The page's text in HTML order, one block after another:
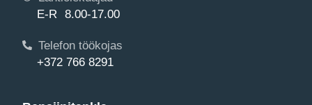
E-R 8.00-17.00
Telefon töökojas
+372 766 8291